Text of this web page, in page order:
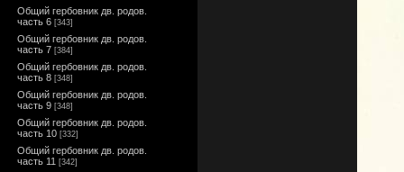
Общий гербовник дв. родов.
часть 6 [343]
Общий гербовник дв. родов.
часть 7 [384]
Общий гербовник дв. родов.
часть 8 [348]
Общий гербовник дв. родов.
часть 9 [348]
Общий гербовник дв. родов.
часть 10 [332]
Общий гербовник дв. родов.
часть 11 [342]